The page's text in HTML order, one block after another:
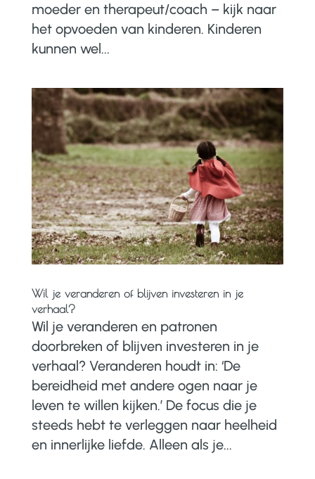
moeder en therapeut/coach – kijk naar
het opvoeden van kinderen. Kinderen
kunnen wel...
Wil je veranderen of blijven investeren in je
verhaal?
Wil je veranderen en patronen
doorbreken of blijven investeren in je
verhaal? Veranderen houdt in: ‘De
bereidheid met andere ogen naar je
leven te willen kijken.’ De focus die je
steeds hebt te verleggen naar heelheid
en innerlijke liefde. Alleen als je...